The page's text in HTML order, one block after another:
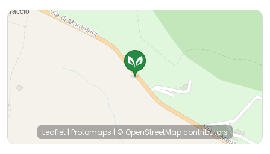
Leaflet | Protomaps | © OpenStreetMap contributors